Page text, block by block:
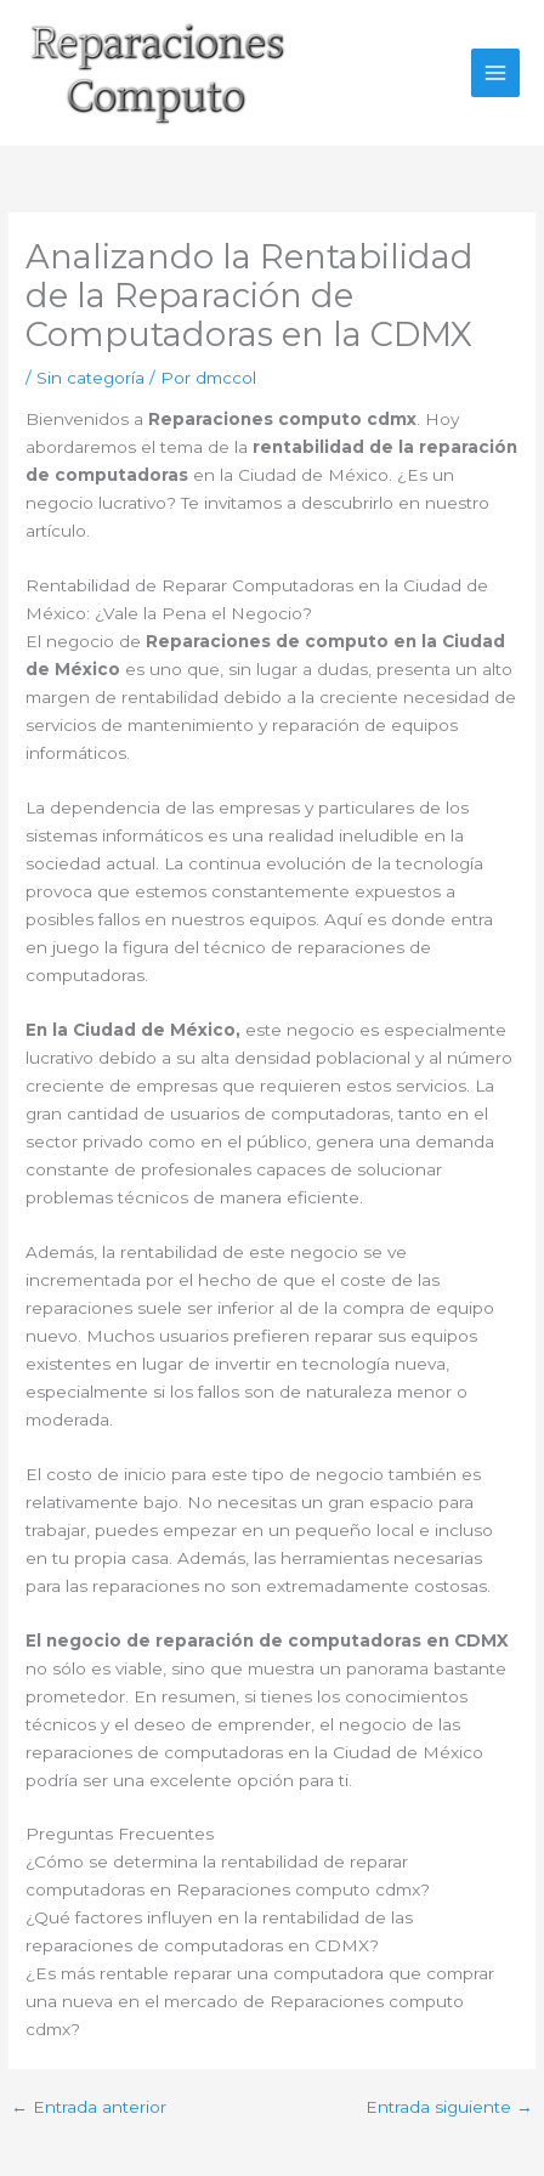
contenido
Analizando la Rentabilidad
de la Reparación de
Computadoras en la CDMX
/ Sin categoría / Por dmccol
Bienvenidos a Reparaciones computo cdmx. Hoy
abordaremos el tema de la rentabilidad de la reparación
de computadoras en la Ciudad de México. ¿Es un
negocio lucrativo? Te invitamos a descubrirlo en nuestro
artículo.
Rentabilidad de Reparar Computadoras en la Ciudad de
México: ¿Vale la Pena el Negocio?
El negocio de Reparaciones de computo en la Ciudad
de México es uno que, sin lugar a dudas, presenta un alto
margen de rentabilidad debido a la creciente necesidad de
servicios de mantenimiento y reparación de equipos
informáticos.
La dependencia de las empresas y particulares de los
sistemas informáticos es una realidad ineludible en la
sociedad actual. La continua evolución de la tecnología
provoca que estemos constantemente expuestos a
posibles fallos en nuestros equipos. Aquí es donde entra
en juego la figura del técnico de reparaciones de
computadoras.
En la Ciudad de México, este negocio es especialmente
lucrativo debido a su alta densidad poblacional y al número
creciente de empresas que requieren estos servicios. La
gran cantidad de usuarios de computadoras, tanto en el
sector privado como en el público, genera una demanda
constante de profesionales capaces de solucionar
problemas técnicos de manera eficiente.
Además, la rentabilidad de este negocio se ve
incrementada por el hecho de que el coste de las
reparaciones suele ser inferior al de la compra de equipo
nuevo. Muchos usuarios prefieren reparar sus equipos
existentes en lugar de invertir en tecnología nueva,
especialmente si los fallos son de naturaleza menor o
moderada.
El costo de inicio para este tipo de negocio también es
relativamente bajo. No necesitas un gran espacio para
trabajar, puedes empezar en un pequeño local e incluso
en tu propia casa. Además, las herramientas necesarias
para las reparaciones no son extremadamente costosas.
El negocio de reparación de computadoras en CDMX
no sólo es viable, sino que muestra un panorama bastante
prometedor. En resumen, si tienes los conocimientos
técnicos y el deseo de emprender, el negocio de las
reparaciones de computadoras en la Ciudad de México
podría ser una excelente opción para ti.
Preguntas Frecuentes
¿Cómo se determina la rentabilidad de reparar
computadoras en Reparaciones computo cdmx?
¿Qué factores influyen en la rentabilidad de las
reparaciones de computadoras en CDMX?
¿Es más rentable reparar una computadora que comprar
una nueva en el mercado de Reparaciones computo
cdmx?
← Entrada anterior Entrada siguiente →